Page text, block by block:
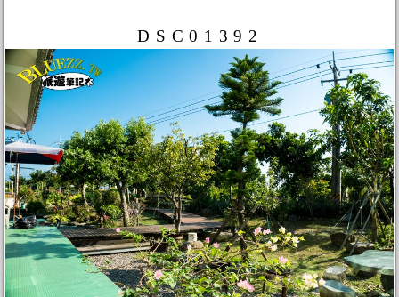
DSC01392